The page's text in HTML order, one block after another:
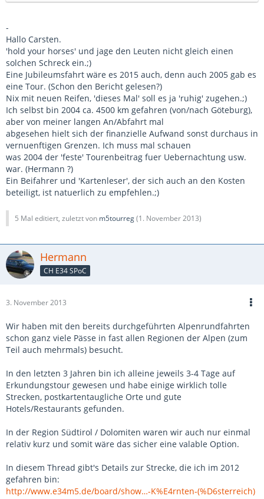
-
Hallo Carsten.
'hold your horses' und jage den Leuten nicht gleich einen
solchen Schreck ein.;)
Eine Jubileumsfahrt wäre es 2015 auch, denn auch 2005 gab es
eine Tour. (Schon den Bericht gelesen?)
Nix mit neuen Reifen, 'dieses Mal' soll es ja 'ruhig' zugehen.;)
Ich selbst bin 2004 ca. 4500 km gefahren (von/nach Göteburg),
aber von meiner langen An/Abfahrt mal
abgesehen hielt sich der finanzielle Aufwand sonst durchaus in
vernuenftigen Grenzen. Ich muss mal schauen
was 2004 der 'feste' Tourenbeitrag fuer Uebernachtung usw.
war. (Hermann ?)
Ein Beifahrer und 'Kartenleser', der sich auch an den Kosten
beteiligt, ist natuerlich zu empfehlen.;)
5 Mal editiert, zuletzt von m5tourreg(1. November 2013)
Hermann
CH E34 SPoC
3. November 2013
Wir haben mit den bereits durchgeführten Alpenrundfahrten
schon ganz viele Pässe in fast allen Regionen der Alpen (zum
Teil auch mehrmals) besucht.
In den letzten 3 Jahren bin ich alleine jeweils 3-4 Tage auf
Erkundungstour gewesen und habe einige wirklich tolle
Strecken, postkartentaugliche Orte und gute
Hotels/Restaurants gefunden.
In der Region Südtirol / Dolomiten waren wir auch nur einmal
relativ kurz und somit wäre das sicher eine valable Option.
In diesem Thread gibt's Details zur Strecke, die ich im 2012
gefahren bin:
http://www.e34m5.de/board/show…-K%E4rnten-(%D6sterreich)